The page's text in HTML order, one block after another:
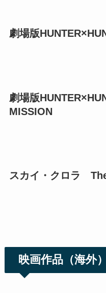
劇場版
劇場版
MISSION
スカイ・クロラ
映画作品（海外）